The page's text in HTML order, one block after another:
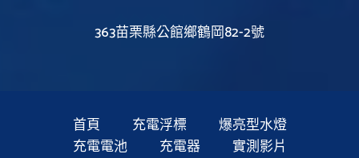
363苗栗縣公館鄉鶴岡82-2號
首頁 充電浮標
爆亮型水燈
充電電池
充電器
實測影片